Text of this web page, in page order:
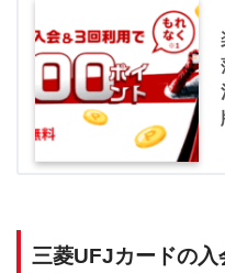
三菱UFJカードの